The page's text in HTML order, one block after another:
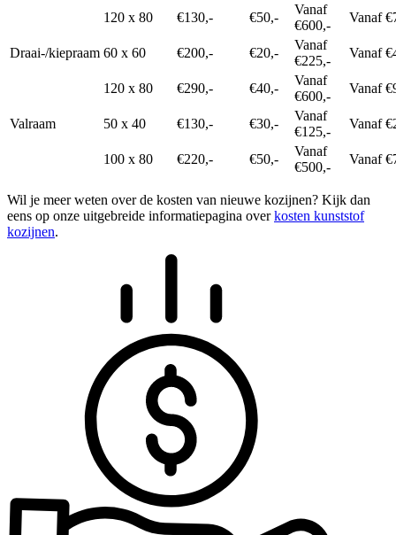
120 x 80 €130,- €50,-
Vanaf
€600,-
Vanaf
Draai-/kiepraam 60 x 60 €200,- €20,-
Vanaf
€225,-
Vanaf
120 x 80 €290,- €40,-
Vanaf
€600,-
Vanaf
Valraam 50 x 40 €130,- €30,-
Vanaf
€125,-
Vanaf
100 x 80 €220,- €50,-
Vanaf
€500,-
Vanaf
Wil je meer weten over de kosten van nieuwe kozijnen? Kijk dan
eens op onze uitgebreide informatiepagina overkosten kunststof
kozijnen.